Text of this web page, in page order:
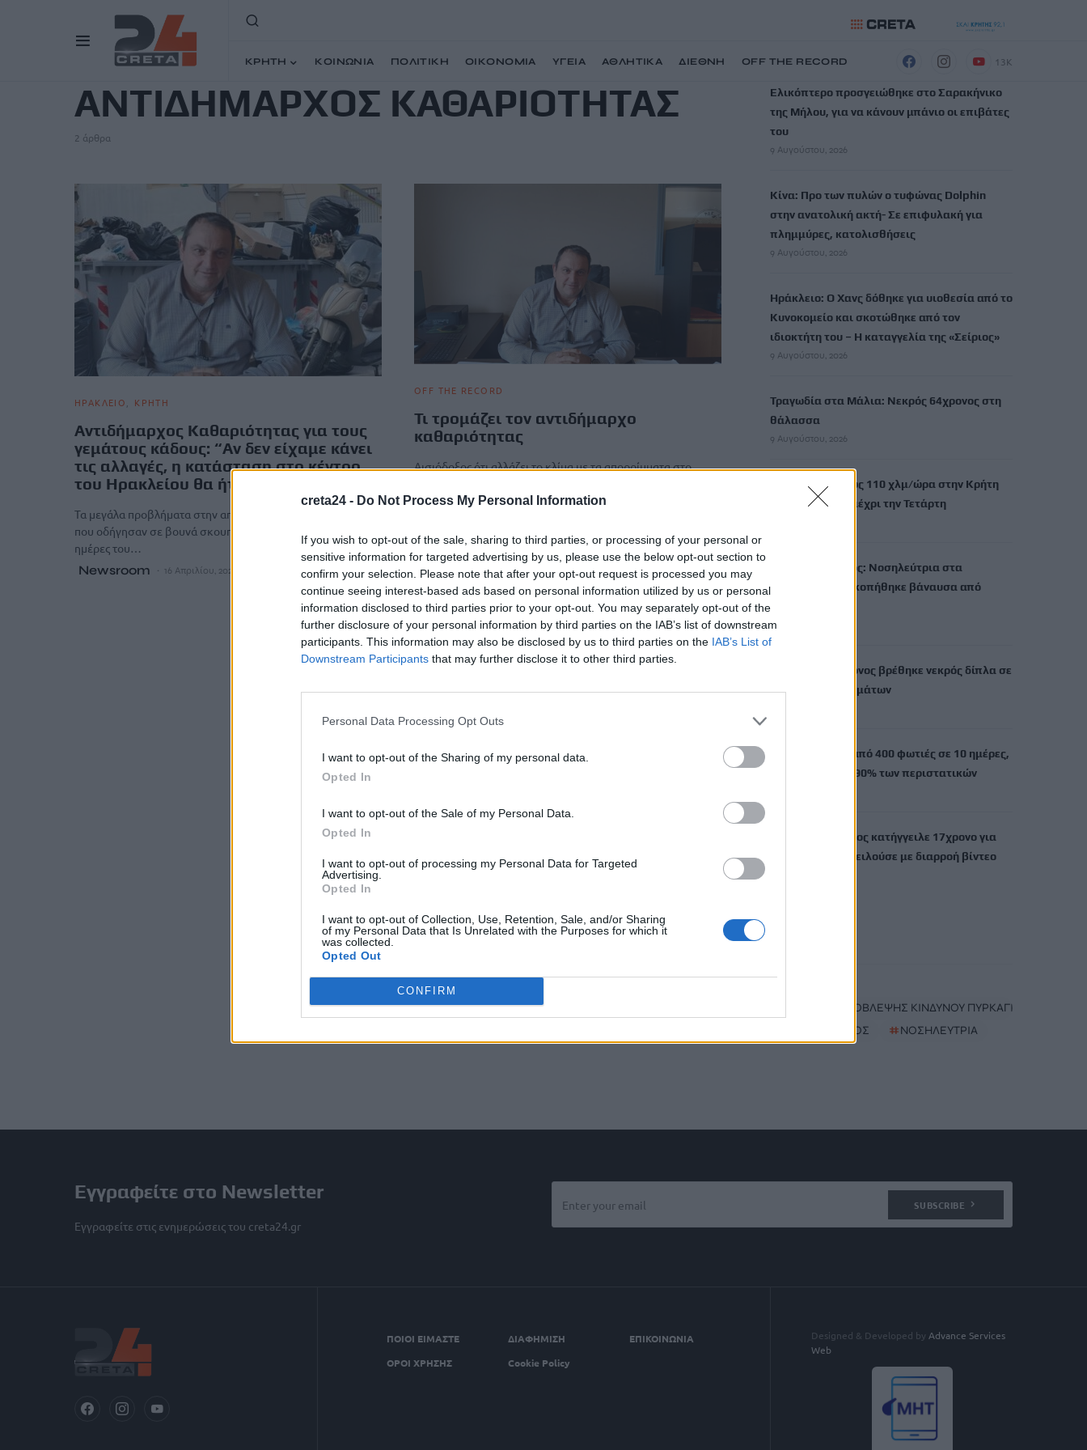
creta24 - Do Not Process My Personal Information
If you wish to opt-out of the sale, sharing to third parties, or processing of your personal or
sensitive information for targeted advertising by us, please use the below opt-out section to
confirm your selection. Please note that after your opt-out request is processed you may
continue seeing interest-based ads based on personal information utilized by us or personal
information disclosed to third parties prior to your opt-out. You may separately opt-out of the
further disclosure of your personal information by third parties on the IAB’s list of downstream
participants. This information may also be disclosed by us to third parties on the IAB’s List of
Downstream Participants that may further disclose it to other third parties.
Personal Data Processing Opt Outs
I want to opt-out of the Sharing of my personal data.
Opted In
I want to opt-out of the Sale of my Personal Data.
Opted In
I want to opt-out of processing my Personal Data for Targeted
Advertising.
Opted In
I want to opt-out of Collection, Use, Retention, Sale, and/or Sharing
of my Personal Data that Is Unrelated with the Purposes for which it
was collected.
Opted Out
CONFIRM
ΚΡΗΤΗ ΚΟΙΝΩΝΙΑ ΠΟΛΙΤΙΚΗ ΟΙΚΟΝΟΜΙΑ ΥΓΕΙΑ ΑΘΛΗΤΙΚΑ ΔΙΕΘΝΗ OFF THE RECORD 13K
ΑΝΤΙΔΗΜΑΡΧΟΣ ΚΑΘΑΡΙΟΤΗΤΑΣ
2 άρθρα
ΗΡΑΚΛΕΙΟ ΚΡΗΤΗ
Αντιδήμαρχος Καθαριότητας για τους
γεμάτους κάδους: “Aν δεν είχαμε κάνει
τις αλλαγές, η κατάσταση στο κέντρο
του Ηρακλείου θα ήταν χειρότερη”
Τα μεγάλα προβλήματα στην αποκομιδή των απορριμμάτων
που οδήγησαν σε βουνά σκουπιδιών στους κάδους κατά τις
ημέρες του…
Newsroom 16 Απριλίου, 2026
OFF THE RECORD
Τι τρομάζει τον αντιδήμαρχο
καθαριότητας
Αισιόδοξος ότι αλλάζει το κλίμα με τα απορρίμματα στο
Τσαγκαράκης. Η…
ΡΟΗ ΕΙΔΗΣΕΩΝ
Ελικόπτερο προσγειώθηκε στο Σαρακήνικο
της Μήλου, για να κάνουν μπάνιο οι επιβάτες
του
9 Αυγούστου, 2026
Κίνα: Προ των πυλών ο τυφώνας Dolphin
στην ανατολική ακτή- Σε επιφυλακή για
πλημμύρες, κατολισθήσεις
9 Αυγούστου, 2026
Ηράκλειο: Ο Χανς δόθηκε για υιοθεσία από το
Κυνοκομείο και σκοτώθηκε από τον
ιδιοκτήτη του – Η καταγγελία της «Σείριος»
9 Αυγούστου, 2026
Τραγωδία στα Μάλια: Νεκρός 64χρονος στη
θάλασσα
9 Αυγούστου, 2026
Ριπές ανέμου έως 110 χλμ/ώρα στην Κρήτη
-Στο «κόκκινο» μέχρι την Τετάρτη
Ερυθρός Σταυρός: Νοσηλεύτρια στα
Επείγοντα ξυλοκοπήθηκε βάναυσα από
ασθενή
9 Αυγούστου, 2026
Λουτράκι: 75χρονος βρέθηκε νεκρός δίπλα σε
κάδους απορριμμάτων
Τουρνάς: Πάνω από 400 φωτιές σε 10 ημέρες,
από αμέλεια το 90% των περιστατικών
Σκιάθος: Ανήλικος κατήγγειλε 17χρονο για
βιασμό – Τον απειλούσε με διαρροή βίντεο
ΧΑΡΤΗΣ ΠΡΟΒΛΕΨΗΣ ΚΙΝΔΥΝΟΥ ΠΥΡΚΑΓΙΩΝ
ΞΥΛΟΔΑΡΜΟΣ #ΝΟΣΗΛΕΥΤΡΙΑ
Εγγραφείτε στο Newsletter
Εγγραφείτε στις ενημερώσεις του creta24.gr
SUBSCRIBE
ΠΟΙΟΙ ΕΙΜΑΣΤΕ ΔΙΑΦΗΜΙΣΗ
ΕΠΙΚΟΙΝΩΝΙΑ
ΟΡΟΙ ΧΡΗΣΗΣ
Cookie Policy
Designed & Developed by Advance Services
Web